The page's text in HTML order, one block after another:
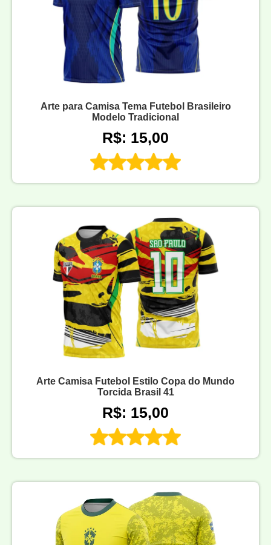
Arte para Camisa Tema Futebol Brasileiro
Modelo Tradicional
R$: 15,00
Arte Camisa Futebol Estilo Copa do Mundo
Torcida Brasil 41
R$: 15,00